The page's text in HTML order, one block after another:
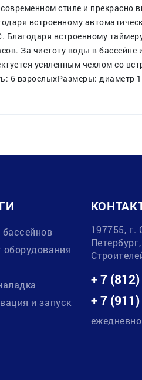
стиле и прекрасно
встроенному
встроенному
За чистоту воды в
усиленным чехлом со
6 взрослыхРазмеры: диаметр
бассейнов
оборудования
и запуск
197755, г.
+ 7
+ 7